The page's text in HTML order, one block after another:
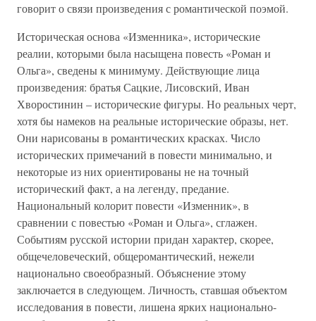
говорит о связи произведения с романтической поэмой.
Историческая основа «Изменника», исторические
реалии, которыми была насыщена повесть «Роман и
Ольга», сведены к минимуму. Действующие лица
произведения: братья Сацкие, Лисовский, Иван
Хворостинин – исторические фигуры. Но реальных черт,
хотя бы намеков на реальные исторические образы, нет.
Они нарисованы в романтических красках. Число
исторических примечаний в повести минимально, и
некоторые из них ориентированы не на точный
исторический факт, а на легенду, предание.
Национальный колорит повести «Изменник», в
сравнении с повестью «Роман и Ольга», сглажен.
Событиям русской истории придан характер, скорее,
общечеловеческий, общеромантический, нежели
национально своеобразный. Объяснение этому
заключается в следующем. Личность, ставшая объектом
исследования в повести, лишена ярких национально-